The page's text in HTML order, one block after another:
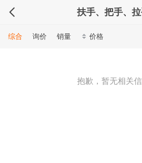
扶手、把手、
综合 询价 销量 价格
抱歉，暂无相关